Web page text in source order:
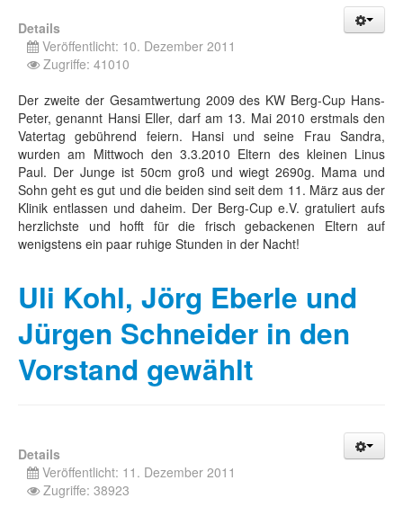
Details
Veröffentlicht: 10. Dezember 2011
Zugriffe: 41010
Der zweite der Gesamtwertung 2009 des KW Berg-Cup Hans-
Peter, genannt Hansi Eller, darf am 13. Mai 2010 erstmals den
Vatertag gebührend feiern. Hansi und seine Frau Sandra,
wurden am Mittwoch den 3.3.2010 Eltern des kleinen Linus
Paul. Der Junge ist 50cm groß und wiegt 2690g. Mama und
Sohn geht es gut und die beiden sind seit dem 11. März aus der
Klinik entlassen und daheim. Der Berg-Cup e.V. gratuliert aufs
herzlichste und hofft für die frisch gebackenen Eltern auf
wenigstens ein paar ruhige Stunden in der Nacht!
Uli Kohl, Jörg Eberle und
Jürgen Schneider in den
Vorstand gewählt
Details
Veröffentlicht: 11. Dezember 2011
Zugriffe: 38923